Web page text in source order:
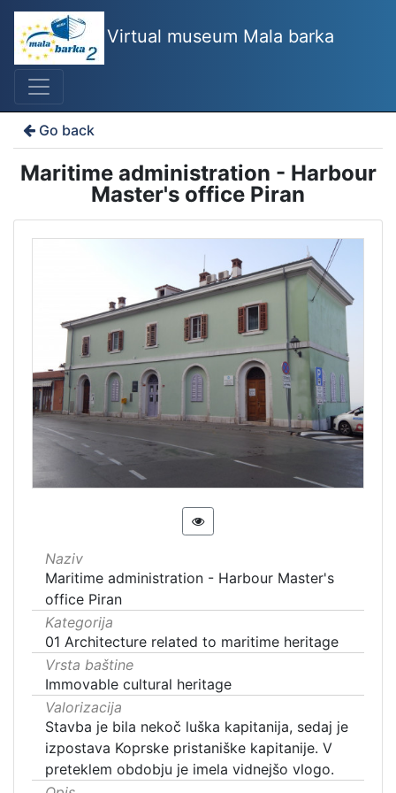
Virtual museum Mala barka
Go back
Maritime administration - Harbour
Master's office Piran
Naziv
Maritime administration - Harbour Master's
office Piran
Kategorija
01 Architecture related to maritime heritage
Vrsta baštine
Immovable cultural heritage
Valorizacija
Stavba je bila nekoč luška kapitanija, sedaj je
izpostava Koprske pristaniške kapitanije. V
preteklem obdobju je imela vidnejšo vlogo.